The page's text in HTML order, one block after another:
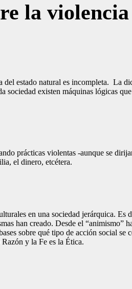
la
del estado natural es incompleta. La
existen máquinas lógicas
prácticas violentas -aunque se
el dinero, etcétera.
en una sociedad jerárquica.
han creado. Desde el
sobre qué tipo de acción social
y la Fe es la Ética.